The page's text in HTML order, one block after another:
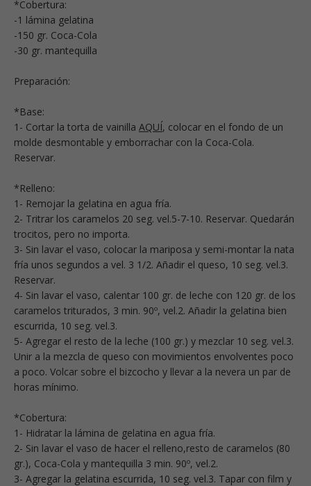
*Cobertura:
-1 lámina gelatina
-150 gr. Coca-Cola
-30 gr. mantequilla
Preparación:
*Base:
1- Cortar la torta de vainilla AQUÍ, colocar en el fondo de un
molde desmontable y emborrachar con la Coca-Cola.
Reservar.
*Relleno:
1- Remojar la gelatina en agua fría.
2- Tritrar los caramelos 20 seg. vel.5-7-10. Reservar. Quedarán
trocitos, pero no importa.
3- Sin lavar el vaso, colocar la mariposa y semi-montar la nata
fría unos segundos a vel. 3 1/2. Añadir el queso, 10 seg. vel.3.
Reservar.
4- Sin lavar el vaso, calentar 100 gr. de leche con 120 gr. de los
caramelos triturados, 3 min. 90º, vel.2. Añadir la gelatina bien
escurrida, 10 seg. vel.3.
5- Agregar el resto de la leche (100 gr.) y mezclar 10 seg. vel.3.
Unir a la mezcla de queso con movimientos envolventes poco
a poco. Volcar sobre el bizcocho y llevar a la nevera un par de
horas mínimo.
*Cobertura:
1- Hidratar la lámina de gelatina en agua fría.
2- Sin lavar el vaso de hacer el relleno,resto de caramelos (80
gr.), Coca-Cola y mantequilla 3 min. 90º, vel.2.
3- Agregar la gelatina escurrida, 10 seg. vel.3. Tapar con film y